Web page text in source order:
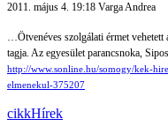
2011. május 4. 19:18 Varga Andrea
…Ötvenéves szolgálati érmet
tagja. Az egyesület parancsnoka,
http://www.sonline.hu/somogy/kek-
elmenekul-375207
cikkHírek